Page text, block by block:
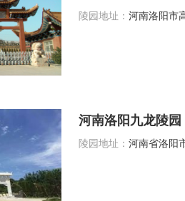
陵园地址： 河南洛阳市
河南洛阳九龙陵园
陵园地址： 河南省洛阳